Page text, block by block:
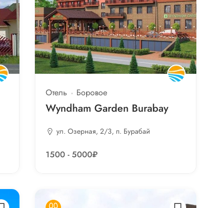
Отель Боровое
Wyndham Garden Burabay
ул. Озерная, 2/3, п. Бурабай
1500 - 5000₽